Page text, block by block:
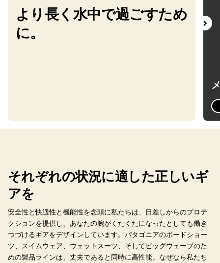
より長く水中で過ごすため
に。
それぞれの状況に適した正しいギ
アを
安全性と快適性と機能性を念頭に私たちは、日差しからのプロテ
クションを提供し、あなたの腕がくたくたになったとしても働き
つづけるギアをデザインしています。パタゴニアのボードショー
ツ、スイムウェア、ウェットスーツ、そしてビッグウェーブのた
めの製品ラインは、丈夫であると同時に高性能。なぜなら私たち